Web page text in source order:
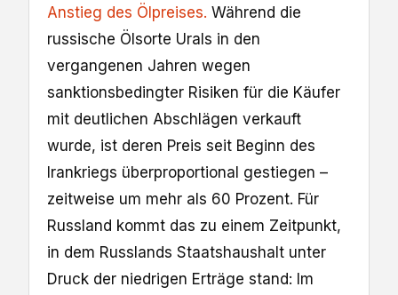
Anstieg des Ölpreises. Während die
russische Ölsorte Urals in den
vergangenen Jahren wegen
sanktionsbedingter Risiken für die Käufer
mit deutlichen Abschlägen verkauft
wurde, ist deren Preis seit Beginn des
Irankriegs überproportional gestiegen –
zeitweise um mehr als 60 Prozent. Für
Russland kommt das zu einem Zeitpunkt,
in dem Russlands Staatshaushalt unter
Druck der niedrigen Erträge stand: Im